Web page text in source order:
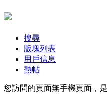
搜尋
版塊列表
用戶信息
熱帖
您訪問的頁面無手機頁面，